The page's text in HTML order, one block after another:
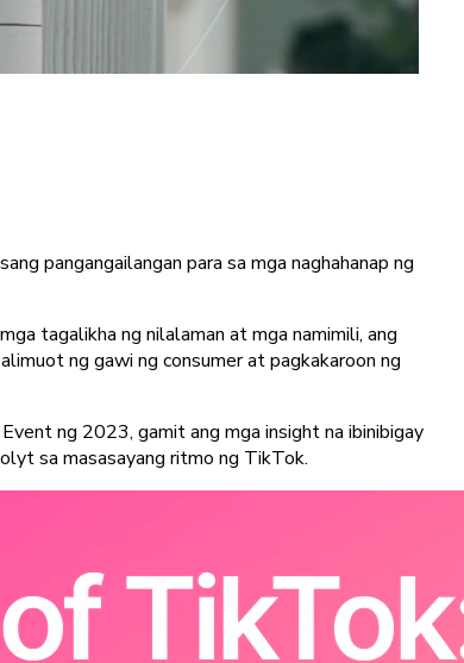
pangangailangan para sa mga naghahanap ng
tagalikha ng nilalaman at mga namimili, ang
ng gawi ng consumer at pagkakaroon ng
ng 2023, gamit ang mga insight na ibinibigay
sa masasayang ritmo ng TikTok.